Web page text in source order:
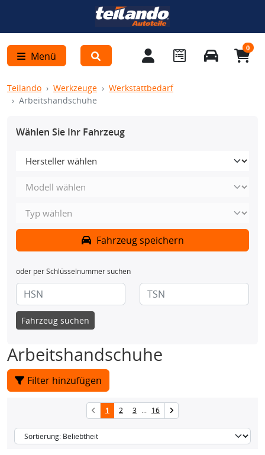
Menü
0
Teilando Werkzeuge
Werkstattbedarf
Arbeitshandschuhe
Wählen Sie Ihr Fahrzeug
Fahrzeug speichern
oder per Schlüsselnummer suchen
Fahrzeug suchen
Arbeitshandschuhe
Filter hinzufügen
1 2 3 ... 16